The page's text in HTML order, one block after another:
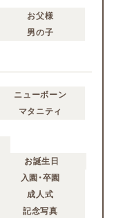
お父様
男の子
ニューボーン
マタニティ
お誕生日
入園・卒園
成人式
記念写真